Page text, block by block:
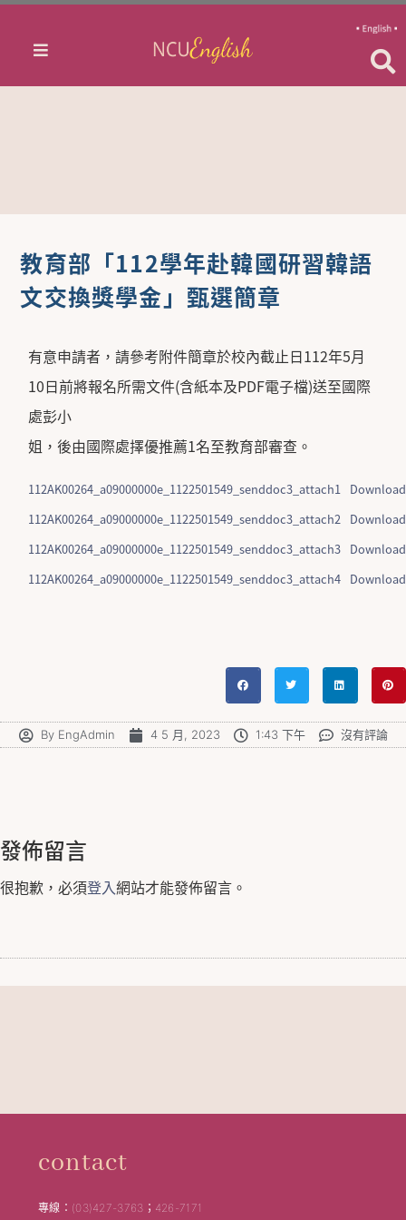
教育部「112學年赴韓國研習韓語
文交換獎學金」甄選簡章
有意申請者，請參考附件簡章於校內截止日112年5月
10日前將報名所需文件(含紙本及PDF電子檔)送至國際
處彭小
姐，後由國際處擇優推薦1名至教育部審查。
112AK00264_a09000000e_1122501549_senddoc3_attach1 Download
112AK00264_a09000000e_1122501549_senddoc3_attach2 Download
112AK00264_a09000000e_1122501549_senddoc3_attach3 Download
112AK00264_a09000000e_1122501549_senddoc3_attach4 Download
ByEngAdmin 4 5 月, 2023 1:43 下午 沒有評論
發佈留言
很抱歉，必須登入網站才能發佈留言。
contact
專線：(03)427-3763；426-7171